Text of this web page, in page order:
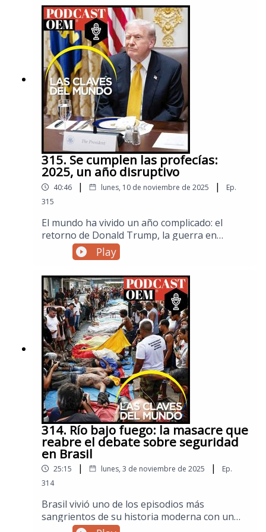
capturan de la forma en como lo hizo Estados
Unidos en Caracas. En este episodio especial
de Las Claves del Mundo explicamos qué
sucedió, sucede y sucederá en materia política,
económica y social tras la intervención
estadounidense en Venezuela.Visita la sección
de Mundo de El Sol de México para no
perderte las noticias internacionales.
315. Se cumplen las profecías:
2025, un año disruptivo
40:46 | lunes, 10 de noviembre de 2025 |
Ep.
315
El mundo ha vivido un año complicado: el
retorno de Donald Trump, la guerra en
Ucrania, la ofensiva israelí sobre Gaza, entre
otros temas que han agitado la geopolítica
internacional. En este episodio especial de Las
Claves del Mundo abordamos cómo ha
impactado a la sociedad el convulso orden
global y sus repercusiones para el futuro,
retomando la "Teoría del cuarto giro" que
habla de una época de crisis, destrucción y
reconstrucción institucional que a menudo
culmina en una guerra o revolución y que está
encabezada por una sola generación... la
generación Z.Visita la sección de Mundo de El
Sol de México para no perderte las noticias
internacionales.
Play
314. Río bajo fuego: la masacre que
reabre el debate sobre seguridad
en Brasil
25:15 | lunes, 3 de noviembre de 2025 |
Ep.
314
Brasil vivió uno de los episodios más
sangrientos de su historia moderna con un
operativo de seguridad en las favelas de Río